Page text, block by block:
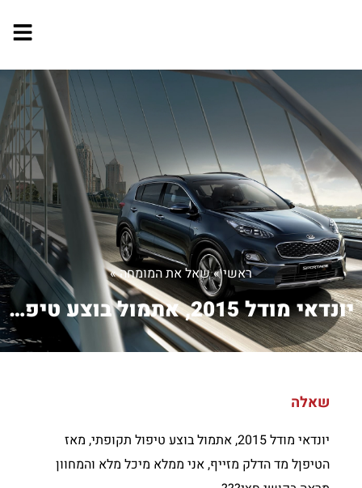
ראשי»שאל את המומחה»
יונדאי מודל 2015, אתמול בוצע טיפול תק...
שאלה
יונדאי מודל 2015, אתמול בוצע טיפול תקופתי, מאז
הטיפןל מד הדלק מזייף, אני ממלא מיכל מלא והמחוון